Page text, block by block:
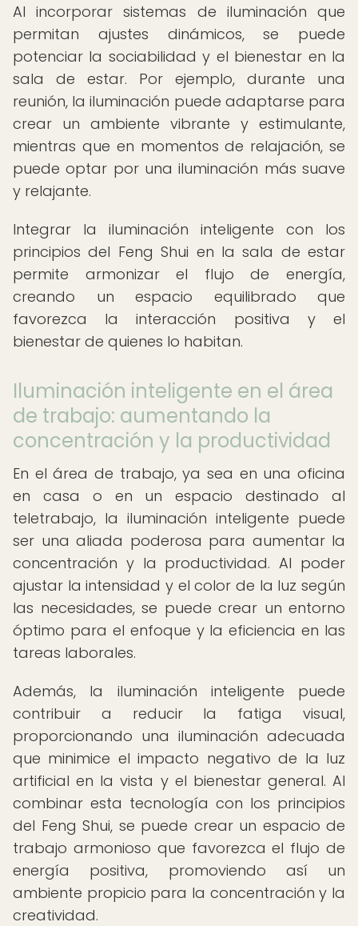
Al incorporar sistemas de iluminación que
permitan ajustes dinámicos, se puede
potenciar la sociabilidad y el bienestar en la
sala de estar. Por ejemplo, durante una
reunión, la iluminación puede adaptarse para
crear un ambiente vibrante y estimulante,
mientras que en momentos de relajación, se
puede optar por una iluminación más suave
y relajante.
Integrar la iluminación inteligente con los
principios del Feng Shui en la sala de estar
permite armonizar el flujo de energía,
creando un espacio equilibrado que
favorezca la interacción positiva y el
bienestar de quienes lo habitan.
Iluminación inteligente en el área
de trabajo: aumentando la
concentración y la productividad
En el área de trabajo, ya sea en una oficina
en casa o en un espacio destinado al
teletrabajo, la iluminación inteligente puede
ser una aliada poderosa para aumentar la
concentración y la productividad. Al poder
ajustar la intensidad y el color de la luz según
las necesidades, se puede crear un entorno
óptimo para el enfoque y la eficiencia en las
tareas laborales.
Además, la iluminación inteligente puede
contribuir a reducir la fatiga visual,
proporcionando una iluminación adecuada
que minimice el impacto negativo de la luz
artificial en la vista y el bienestar general. Al
combinar esta tecnología con los principios
del Feng Shui, se puede crear un espacio de
trabajo armonioso que favorezca el flujo de
energía positiva, promoviendo así un
ambiente propicio para la concentración y la
creatividad.